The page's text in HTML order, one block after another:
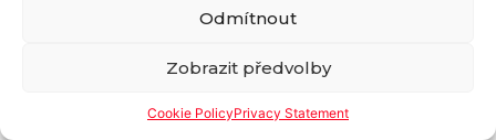
Odmítnout
Zobrazit předvolby
Cookie PolicyPrivacy Statement